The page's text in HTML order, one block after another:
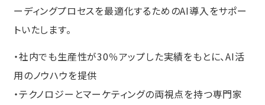
ーディングプロセスを最適化するためのAI導入をサポー
トいたします。​
・社内でも生産性が30％アップした実績をもとに、AI活
用のノウハウを提供​
・テクノロジーとマーケティングの両視点を持つ専門家